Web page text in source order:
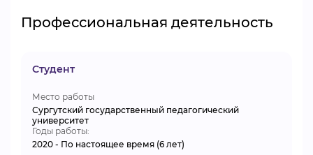
Профессиональная деятельность
Студент
Место работы
Сургутский государственный педагогический
университет
Годы работы:
2020 - По настоящее время (6 лет)